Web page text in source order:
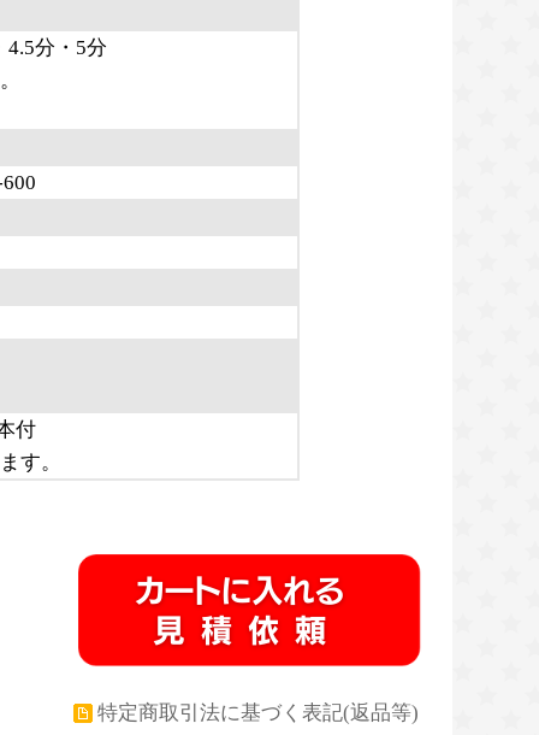
4.5分・5分
付
す。
特定商取引法に基づく表記(返品等)